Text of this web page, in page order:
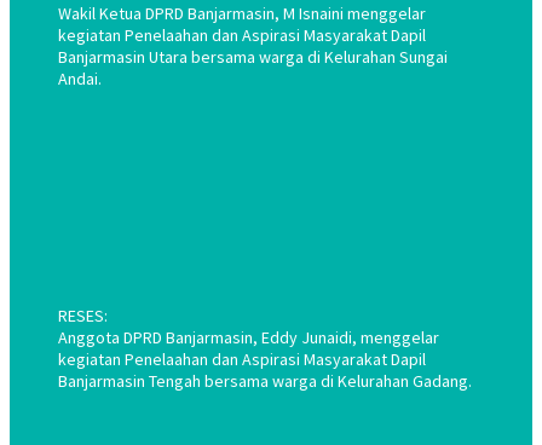
Wakil Ketua DPRD Banjarmasin, M Isnaini menggelar
kegiatan Penelaahan dan Aspirasi Masyarakat Dapil
Banjarmasin Utara bersama warga di Kelurahan Sungai
Andai.
RESES:
Anggota DPRD Banjarmasin, Eddy Junaidi, menggelar
kegiatan Penelaahan dan Aspirasi Masyarakat Dapil
Banjarmasin Tengah bersama warga di Kelurahan Gadang.